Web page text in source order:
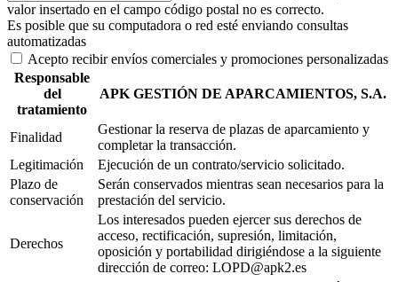
valor insertado en el campo código postal no es correcto.
Es posible que su computadora o red esté enviando consultas
automatizadas
Acepto recibir envíos comerciales y promociones personalizadas
Responsable
del
tratamiento
APK GESTIÓN DE APARCAMIENTOS, S.A.
Finalidad
Gestionar la reserva de plazas de aparcamiento y
completar la transacción.
Legitimación
Ejecución de un contrato/servicio solicitado.
Plazo de
conservación
Serán conservados mientras sean necesarios para la
prestación del servicio.
Derechos
Los interesados pueden ejercer sus derechos de
acceso, rectificación, supresión, limitación,
oposición y portabilidad dirigiéndose a la siguiente
dirección de correo: LOPD@apk2.es